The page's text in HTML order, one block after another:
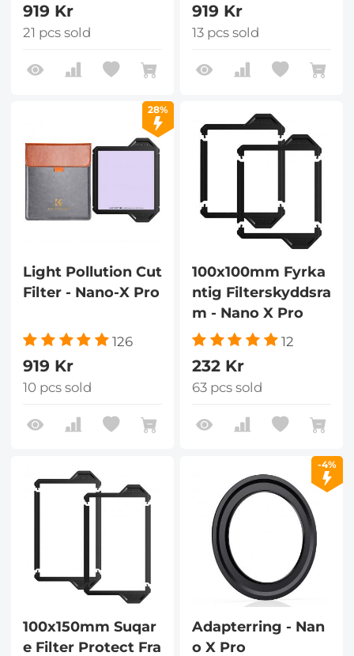
919 Kr
21 pcs sold
919 Kr
13 pcs sold
28%
Light Pollution Cut
Filter - Nano-X Pro
126
919 Kr
10 pcs sold
100x100mm Fyrka
ntig Filterskyddsra
m - Nano X Pro
12
232 Kr
63 pcs sold
100x150mm Suqar
e Filter Protect Fra
-4%
Adapterring - Nan
o X Pro